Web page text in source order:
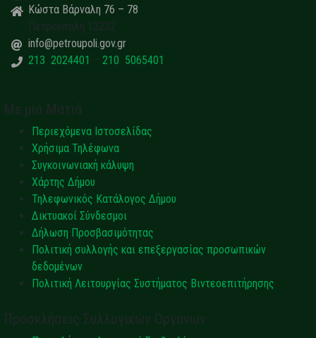
Κώστα Βάρναλη 76 – 78
Πετρούπολη 13232
info@petroupoli.gov.gr
213 2024401 – 210 5065401
Με μία Ματιά
Περιεχόμενα Ιστοσελίδας
Χρήσιμα Τηλέφωνα
Συγκοινωνιακή κάλυψη
Χάρτης Δήμου
Τηλεφωνικός Κατάλογος Δήμου
Δικτυακοί Σύνδεσμοι
Δήλωση Προσβασιμότητας
Πολιτική συλλογής και επεξεργασίας προσωπικών
δεδομένων
Πολιτική Λειτουργίας Συστήματος Βιντεοεπιτήρησης
Προσκλήσεις Συλλογικών Οργάνων